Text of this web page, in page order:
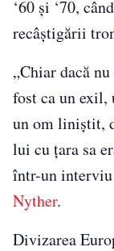
‘60 și ‘70,
recâștigării
„Chiar dacă
fost ca un
un om liniştit,
lui cu țara sa
într-un interviu
Nyther.
Divizarea